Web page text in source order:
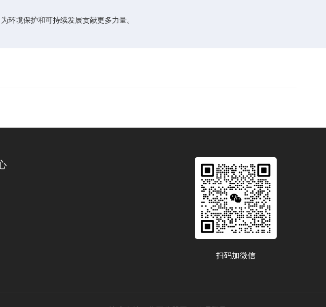
境保护和可持续发展贡献更多力量。
扫码加微信